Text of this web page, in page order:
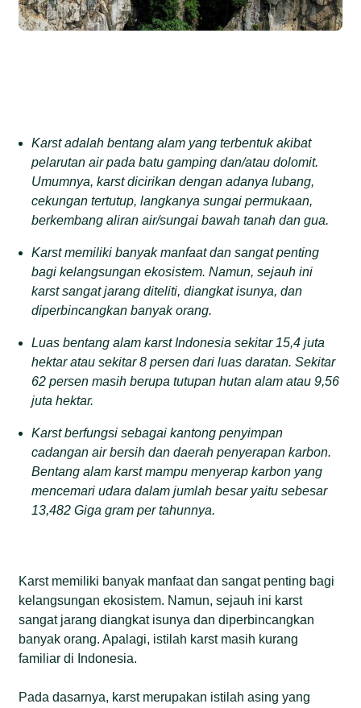
Karst adalah bentang alam yang terbentuk akibat
pelarutan air pada batu gamping dan/atau dolomit.
Umumnya, karst dicirikan dengan adanya lubang,
cekungan tertutup, langkanya sungai permukaan,
berkembang aliran air/sungai bawah tanah dan gua.
Karst memiliki banyak manfaat dan sangat penting
bagi kelangsungan ekosistem. Namun, sejauh ini
karst sangat jarang diteliti,diangkat isunya, dan
diperbincangkan banyak orang.
Luas bentang alam karst Indonesia sekitar 15,4 juta
hektar atau sekitar 8 persen dari luas daratan. Sekitar
62 persen masih berupa tutupan hutan alam atau 9,56
juta hektar.
Karst berfungsi sebagai kantong penyimpan
cadangan air bersih dan daerah penyerapan karbon.
Bentang alam karst mampu menyerap karbon yang
mencemari udara dalam jumlah besar yaitu sebesar
13,482 Giga gram per tahunnya.
Karst memiliki banyak manfaat dan sangat penting bagi
kelangsungan ekosistem. Namun, sejauh ini karst
sangat jarang diangkat isunya dan diperbincangkan
banyak orang. Apalagi, istilah karst masih kurang
familiar di Indonesia.
Pada dasarnya, karst merupakan istilah asing yang